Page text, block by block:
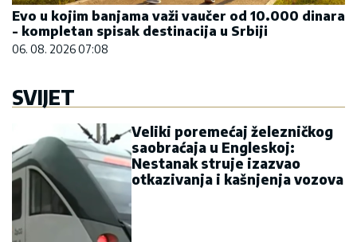
Evo u kojim banjama važi vaučer od 10.000 dinara
- kompletan spisak destinacija u Srbiji
06. 08. 2026 07:08
SVIJET
Veliki poremećaj železničkog
saobraćaja u Engleskoj:
Nestanak struje izazvao
otkazivanja i kašnjenja vozova